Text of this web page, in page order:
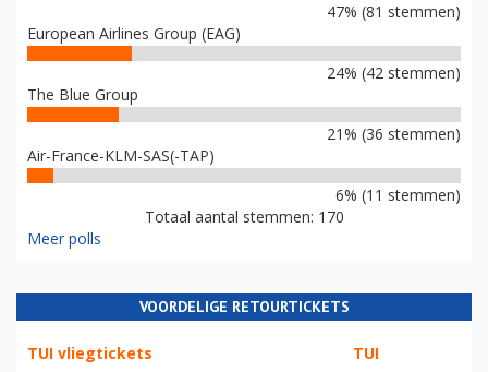
47% (81 stemmen)
European Airlines Group (EAG)
24% (42 stemmen)
The Blue Group
21% (36 stemmen)
Air-France-KLM-SAS(-TAP)
6% (11 stemmen)
Totaal aantal stemmen: 170
Meer polls
VOORDELIGE RETOURTICKETS
TUI vliegtickets TUI